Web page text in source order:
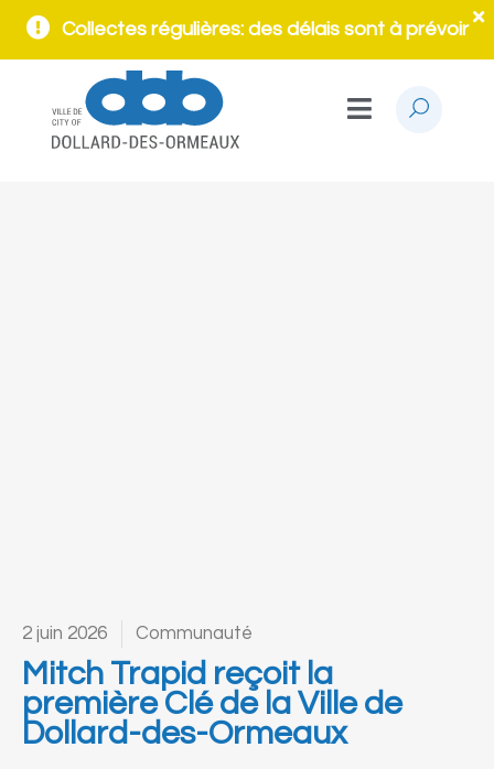
Collectes régulières: des délais sont à prévoir
2 juin 2026 Communauté
Mitch Trapid reçoit la
première Clé de la Ville de
Dollard-des-Ormeaux